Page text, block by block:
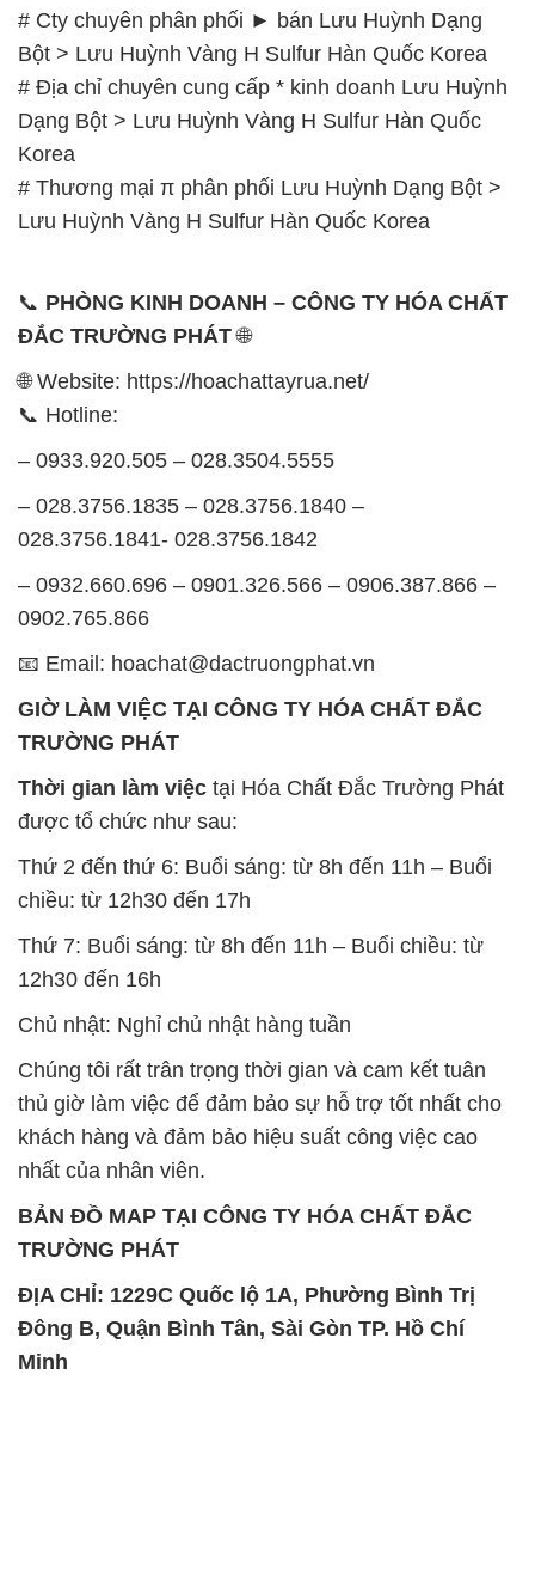
# Cty chuyên phân phối ► bán Lưu Huỳnh Dạng
Bột > Lưu Huỳnh Vàng H Sulfur Hàn Quốc Korea
# Địa chỉ chuyên cung cấp * kinh doanh Lưu Huỳnh
Dạng Bột > Lưu Huỳnh Vàng H Sulfur Hàn Quốc
Korea
# Thương mại π phân phối Lưu Huỳnh Dạng Bột >
Lưu Huỳnh Vàng H Sulfur Hàn Quốc Korea
📞 PHÒNG KINH DOANH – CÔNG TY HÓA CHẤT
ĐẮC TRƯỜNG PHÁT🌐
🌐 Website: https://hoachattayrua.net/
📞 Hotline:
– 0933.920.505 – 028.3504.5555
– 028.3756.1835 – 028.3756.1840 –
028.3756.1841- 028.3756.1842
– 0932.660.696 – 0901.326.566 – 0906.387.866 –
0902.765.866
📧 Email: hoachat@dactruongphat.vn
GIỜ LÀM VIỆC TẠI CÔNG TY HÓA CHẤT ĐẮC
TRƯỜNG PHÁT
Thời gian làm việc tại Hóa Chất Đắc Trường Phát
được tổ chức như sau:
Thứ 2 đến thứ 6: Buổi sáng: từ 8h đến 11h – Buổi
chiều: từ 12h30 đến 17h
Thứ 7: Buổi sáng: từ 8h đến 11h – Buổi chiều: từ
12h30 đến 16h
Chủ nhật: Nghỉ chủ nhật hàng tuần
Chúng tôi rất trân trọng thời gian và cam kết tuân
thủ giờ làm việc để đảm bảo sự hỗ trợ tốt nhất cho
khách hàng và đảm bảo hiệu suất công việc cao
nhất của nhân viên.
BẢN ĐỒ MAP TẠI CÔNG TY HÓA CHẤT ĐẮC
TRƯỜNG PHÁT
ĐỊA CHỈ: 1229C Quốc lộ 1A, Phường Bình Trị
Đông B, Quận Bình Tân, Sài Gòn TP. Hồ Chí
Minh